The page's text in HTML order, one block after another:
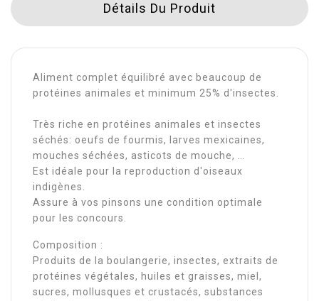
Détails Du Produit
Aliment complet équilibré avec beaucoup de
protéines animales et minimum 25% d'insectes.
Très riche en protéines animales et insectes
séchés: oeufs de fourmis, larves mexicaines,
mouches séchées, asticots de mouche, …
Est idéale pour la reproduction d'oiseaux
indigènes.
Assure à vos pinsons une condition optimale
pour les concours.
Composition :
Produits de la boulangerie, insectes, extraits de
protéines végétales, huiles et graisses, miel,
sucres, mollusques et crustacés, substances